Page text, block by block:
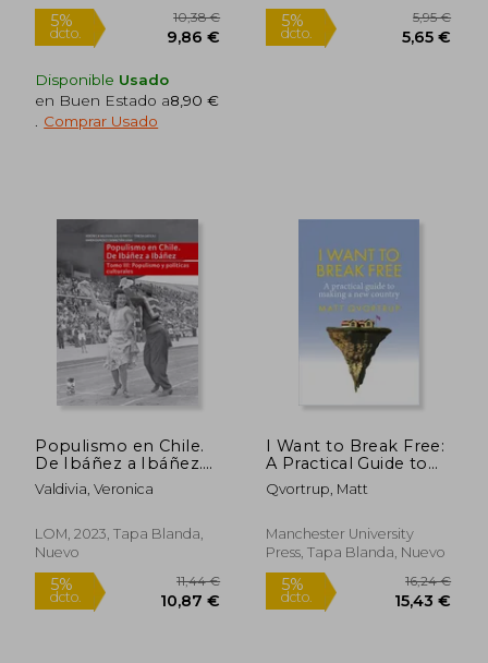
5%
dcto.
10,38 €
9,86 €
Disponible Usado
en Buen Estado a8,90 €
Comprar Usado
5%
dcto.
Populismo en Chile.
De Ibáñez a Ibáñez.
Populismo y Políticas
Culturales - Tomo iii
Valdivia, Veronica
LOM, 2023, Tapa Blanda,
Nuevo
I Want to Break Free:
A Practical Guide to
Making a New
Country (en Inglés)
Qvortrup, Matt
Manchester University
Press, Tapa Blanda, Nuevo